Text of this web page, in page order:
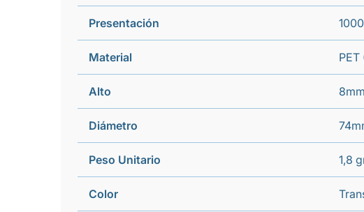
Presentación
Material
Alto 8mm
Diámetro
Peso Unitario 1,8
Color